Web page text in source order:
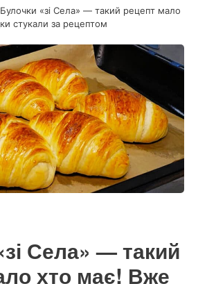
Булочки «зі Села» — такий рецепт мало
стукали за рецептом
Села» — такий
хто має! Вже